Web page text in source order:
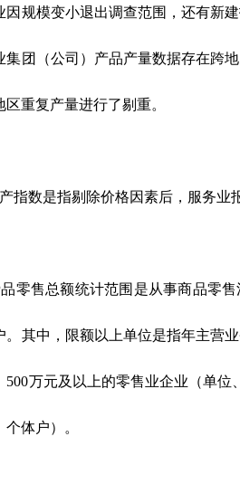
因规模变小退出调查范围，还有新
集团（公司）产品产量数据存在跨
重复产量进行了剔重。
数是指剔除价格因素后，服务业
售总额统计范围是从事商品零售
。其中，限额以上单位是指年主营
500万元及以上的零售业企业（单
体户）。